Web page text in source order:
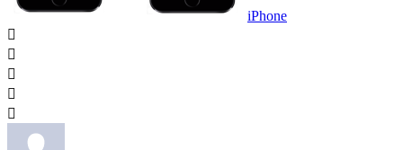
iPhone




